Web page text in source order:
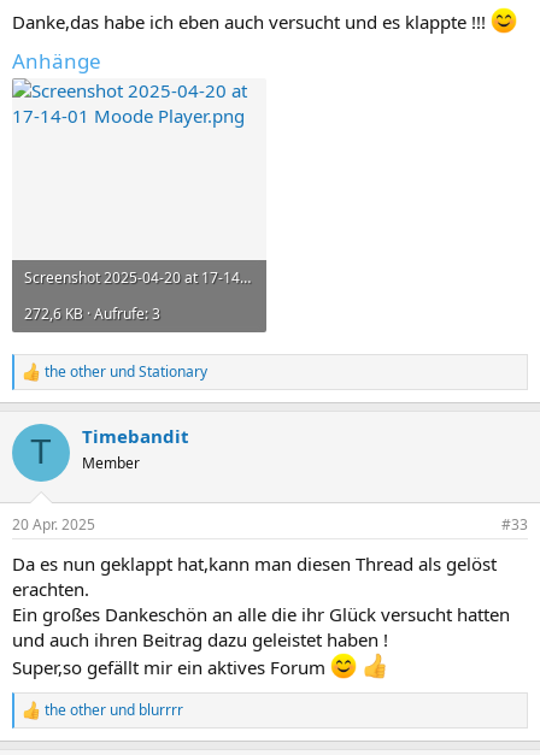
:
Danke,das habe ich eben auch versucht und es klappte !!!
Anhänge
Screenshot 2025-04-20 at 17-14-01 Moode Player.png
272,6 KB · Aufrufe: 3
R
e
k
i
e
:
the other undStationary
T Timebandit
Member
20 Apr. 2025 #33
Da es nun geklappt hat,kann man diesen Thread als gelöst
erachten.
Ein großes Dankeschön an alle die ihr Glück versucht hatten
und auch ihren Beitrag dazu geleistet haben !
Super,so gefällt mir ein aktives Forum
R
e
the other und blurrrr